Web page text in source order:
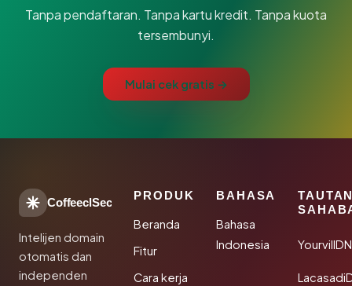
Tanpa pendaftaran. Tanpa kartu kredit. Tanpa kuota
tersembunyi.
Mulai cek gratis →
CoffeeclSec
Intelijen domain
otomatis dan
independen
PRODUK
Beranda
Fitur
Cara kerja
BAHASA
Bahasa
Indonesia